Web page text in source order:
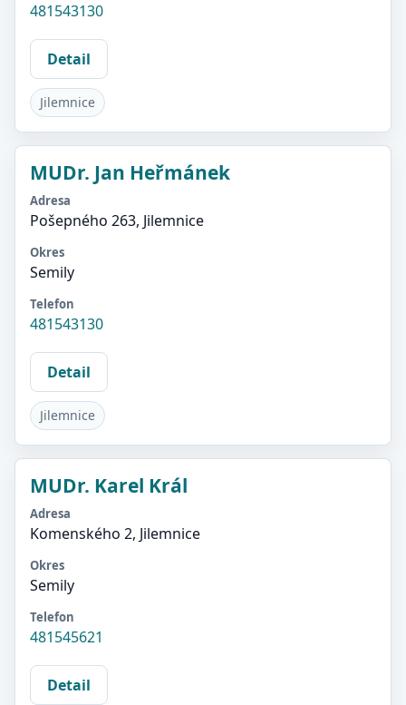
481543130
Detail
Jilemnice
MUDr. Jan Heřmánek
Adresa
Pošepného 263, Jilemnice
Okres
Semily
Telefon
481543130
Detail
Jilemnice
MUDr. Karel Král
Adresa
Komenského 2, Jilemnice
Okres
Semily
Telefon
481545621
Detail